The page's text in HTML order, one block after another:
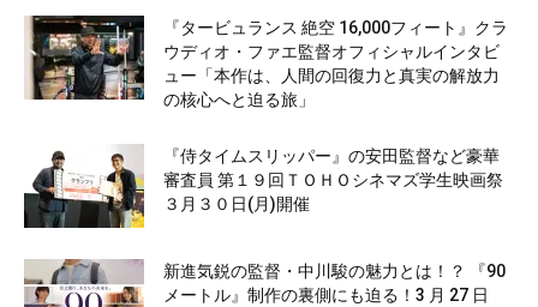
『タービュランス 絶空 16,000フィート』クラ
ウディオ・ファエ監督オフィシャルインタビ
ュー「本作は、人間の回復力と真実の解放力
の核心へと迫る旅」
『侍タイムスリッパー』の安田監督など豪華
審査員 第１９回ＴＯＨＯシネマズ学生映画祭
３月３０日(月)開催
新進気鋭の監督・中川駿の魅力とは！？ 『90
メートル』制作の裏側にも迫る！3 月 27 日